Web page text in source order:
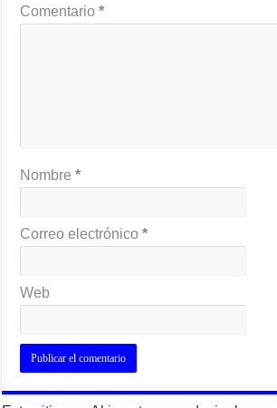
Comentario*
Nombre*
Correo electrónico*
Web